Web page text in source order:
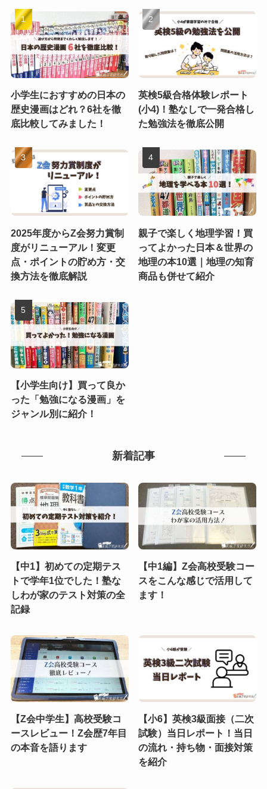
小学生におすすめの日本の
歴史漫画はどれ？6社を徹
底比較してみました！
英検5級合格体験レポート
(小4)！塾なしで一発合格し
た勉強法を徹底公開
2025年度からZ会努力賞制
度がリニューアル！変更
点・ポイントの貯め方・交
換方法を徹底解説
親子で楽しく地理学習！買
ってよかった日本＆世界の
地理の本10選｜地理の知育
商品も併せて紹介
【小学生向け】買って良か
った「勉強になる漫画」を
ジャンル別に紹介！
新着記事
【中1】初めての定期テス
トで学年1位でした！塾な
しわが家のテスト対策の全
記録
【中1編】Z会高校受験コー
スをこんな感じで活用して
ます！
【Z会中学生】高校受験コ
ースレビュー！Z会歴7年目
の本音を語ります
【小6】英検3級面接（二次
試験）当日レポート！当日
の流れ・持ち物・面接対策
を紹介